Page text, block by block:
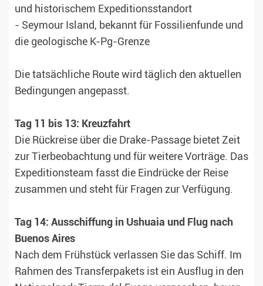
und historischem Expeditionsstandort
- Seymour Island, bekannt für Fossilienfunde und
die geologische K-Pg-Grenze
Die tatsächliche Route wird täglich den aktuellen
Bedingungen angepasst.
Tag 11 bis 13: Kreuzfahrt
Die Rückreise über die Drake-Passage bietet Zeit
zur Tierbeobachtung und für weitere Vorträge. Das
Expeditionsteam fasst die Eindrücke der Reise
zusammen und steht für Fragen zur Verfügung.
Tag 14: Ausschiffung in Ushuaia und Flug nach
Buenos Aires
Nach dem Frühstück verlassen Sie das Schiff. Im
Rahmen des Transferpakets ist ein Ausflug in den